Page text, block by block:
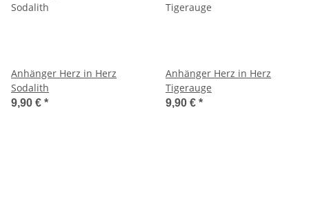
Anhänger Herz in Herz
Sodalith
9,90 € *
Anhänger Herz in Herz
Tigerauge
9,90 € *